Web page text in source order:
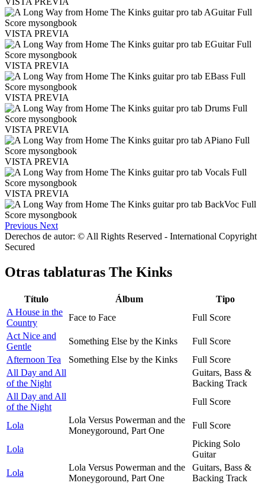
VISTA PREVIA
VISTA PREVIA
VISTA PREVIA
VISTA PREVIA
VISTA PREVIA
VISTA PREVIA
Previous Next
Derechos de autor: © All Rights Reserved - International Copyright
Secured
Otras tablaturas The Kinks
Título Álbum
Tipo
A House in the
Country
Face to Face
Full Score
Act Nice and
Gentle
Something Else by the Kinks
Full Score
Afternoon Tea
Something Else by the Kinks
Full Score
All Day and All
of the Night
Guitars, Bass &
Backing Track
All Day and All
of the Night
Full Score
Lola
Lola Versus Powerman and the
Moneygoround, Part One
Full Score
Lola
Picking Solo
Guitar
Lola
Lola Versus Powerman and the
Moneygoround, Part One
Guitars, Bass &
Backing Track